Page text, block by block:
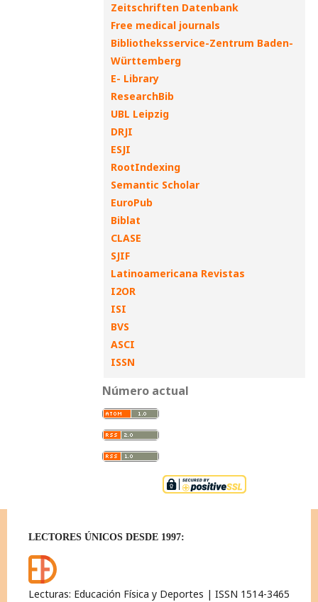
Zeitschriften Datenbank
Free medical journals
Bibliotheksservice-Zentrum Baden-
Württemberg
E- Library
ResearchBib
UBL Leipzig
DRJI
ESJI
RootIndexing
Semantic Scholar
EuroPub
Biblat
CLASE
SJIF
Latinoamericana Revistas
I2OR
ISI
BVS
ASCI
ISSN
Número actual
LECTORES ÚNICOS DESDE 1997:
Lecturas: Educación Física y Deportes | ISSN 1514-3465